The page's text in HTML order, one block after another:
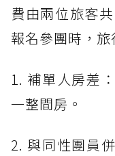
費由兩位旅客
報名參團時，旅
1. 補單人房差
一整間房。
2. 與同性團員